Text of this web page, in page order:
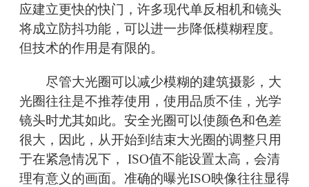
应建立更快的快门，许多现代单反相机和镜头
将成立防抖功能，可以进一步降低模糊程度。
但技术的作用是有限的。
尽管大光圈可以减少模糊的建筑摄影，大
光圈往往是不推荐使用，使用品质不佳，光学
镜头时尤其如此。安全光圈可以使颜色和色差
很大，因此，从开始到结束大光圈的调整只用
于在紧急情况下， ISO值不能设置太高，会清
理有意义的画面。准确的曝光ISO映像往往显得